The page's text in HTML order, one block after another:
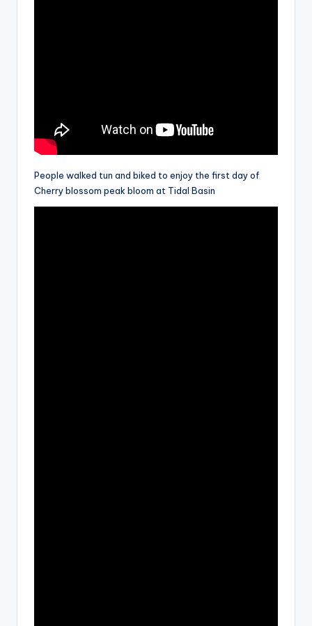
People walked tun and biked to enjoy the first day of
Cherry blossom peak bloom at Tidal Basin